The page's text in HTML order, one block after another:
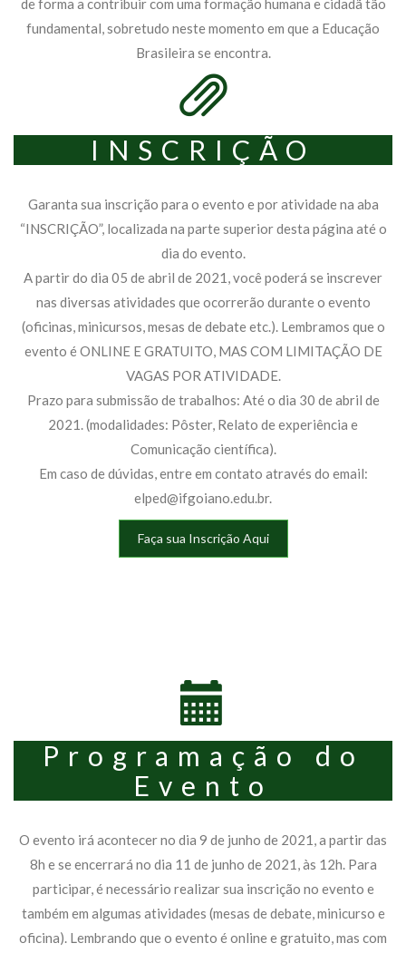
de forma a contribuir com uma formação humana e cidadã tão
fundamental, sobretudo neste momento em que a Educação
Brasileira se encontra.
INSCRIÇÃO
Garanta sua inscrição para o evento e por atividade na aba
“INSCRIÇÃO”, localizada na parte superior desta página até o
dia do evento.
A partir do dia 05 de abril de 2021, você poderá se inscrever
nas diversas atividades que ocorrerão durante o evento
(oficinas, minicursos, mesas de debate etc.). Lembramos que o
evento é ONLINE E GRATUITO, MAS COM LIMITAÇÃO DE
VAGAS POR ATIVIDADE.
Prazo para submissão de trabalhos: Até o dia 30 de abril de
2021. (modalidades: Pôster, Relato de experiência e
Comunicação científica).
Em caso de dúvidas, entre em contato através do email:
elped@ifgoiano.edu.br.
Faça sua Inscrição Aqui
Programação do
Evento
O evento irá acontecer no dia 9 de junho de 2021, a partir das
8h e se encerrará no dia 11 de junho de 2021, às 12h. Para
participar, é necessário realizar sua inscrição no evento e
também em algumas atividades (mesas de debate, minicurso e
oficina). Lembrando que o evento é online e gratuito, mas com